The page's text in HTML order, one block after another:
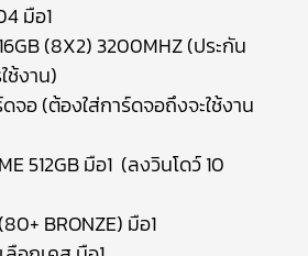
มือ1
(8X2) 3200MHZ (ประกัน
ช้งาน)
ดจอ (ต้องใส่การ์ดจอถึงจะใช้งาน
512GB มือ1 (ลงวินโดว์ 10
BRONZE) มือ1